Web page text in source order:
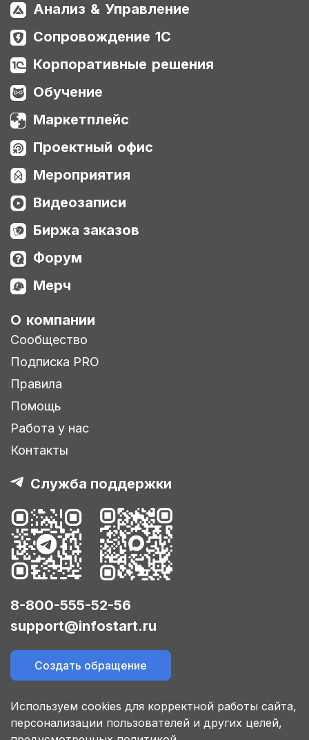
Анализ & Управление
Сопровождение 1С
Корпоративные решения
Обучение
Маркетплейс
Проектный офис
Мероприятия
Видеозаписи
Биржа заказов
Форум
Мерч
О компании
Сообщество
Подписка PRO
Правила
Помощь
Работа у нас
Контакты
Служба поддержки
8-800-555-52-56
support@infostart.ru
Создать обращение
Используем cookies для корректной работы сайта,
персонализации пользователей и других целей,